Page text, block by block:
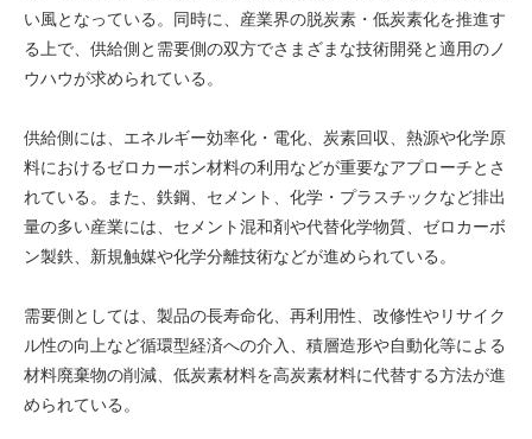
い風となっている。同時に、産業界の脱炭素・低炭素化を推進す
る上で、供給側と需要側の双方でさまざまな技術開発と適用のノ
ウハウが求められている。
供給側には、エネルギー効率化・電化、炭素回収、熱源や化学原
料におけるゼロカーボン材料の利用などが重要なアプローチとさ
れている。また、鉄鋼、セメント、化学・プラスチックなど排出
量の多い産業には、セメント混和剤や代替化学物質、ゼロカーボ
ン製鉄、新規触媒や化学分離技術などが進められている。
需要側としては、製品の長寿命化、再利用性、改修性やリサイク
ル性の向上など循環型経済への介入、積層造形や自動化等による
材料廃棄物の削減、低炭素材料を高炭素材料に代替する方法が進
められている。